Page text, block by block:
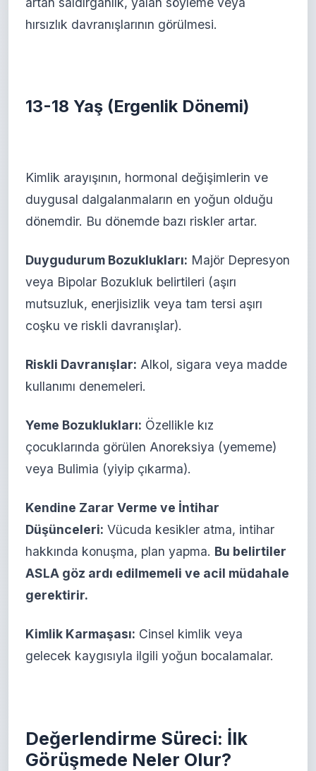
hırsızlık davranışlarının görülmesi.
13-18 Yaş (Ergenlik Dönemi)
Kimlik arayışının, hormonal değişimlerin ve
duygusal dalgalanmaların en yoğun olduğu
dönemdir. Bu dönemde bazı riskler artar.
Duygudurum Bozuklukları: Majör Depresyon
veya Bipolar Bozukluk belirtileri (aşırı
mutsuzluk, enerjisizlik veya tam tersi aşırı
coşku ve riskli davranışlar).
Riskli Davranışlar: Alkol, sigara veya madde
kullanımı denemeleri.
Yeme Bozuklukları: Özellikle kız
çocuklarında görülen Anoreksiya (yememe)
veya Bulimia (yiyip çıkarma).
Kendine Zarar Verme ve İntihar
Düşünceleri: Vücuda kesikler atma, intihar
hakkında konuşma, plan yapma. Bu belirtiler
ASLA göz ardı edilmemeli ve acil müdahale
gerektirir.
Kimlik Karmaşası: Cinsel kimlik veya
gelecek kaygısıyla ilgili yoğun bocalamalar.
Değerlendirme Süreci: İlk
Görüşmede Neler Olur?